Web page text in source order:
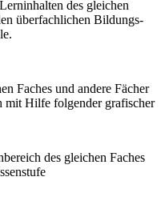
des gleichen
überfachlichen Bildungs-
Faches und andere Fächer
mit Hilfe folgender grafischer
des gleichen Faches